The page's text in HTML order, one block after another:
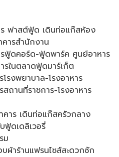
ร ฟาสต์ฟู้ด เดินท่อแก๊สห้อง
ารสำนักงาน
รฟู้ดคอร์ด-ฟู้ดพาร์ค ศูนย์อาหาร
รในตลาดฟู้ดมาร์เก็ต
รงพยาบาล-โรงอาหาร
ถานที่ราชการ-โรงอาหาร
าร เดินท่อแก๊สครัวกลาง
ดเดลิเวอรี่
ม
บผ้าร้านแฟรนไซส์สะดวกซัก